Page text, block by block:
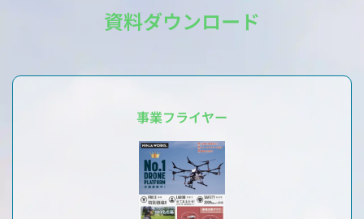
資料ダウンロード
事業フライヤー